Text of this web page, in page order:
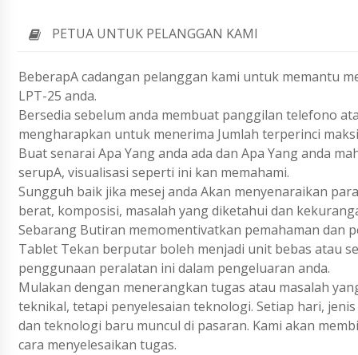
PETUA UNTUK PELANGGAN KAMI
BeberapA cadangan pelanggan kami untuk memantu
LPT-25 anda.
Bersedia sebelum anda membuat panggilan telefono
mengharapkan untuk menerima Jumlah terperinci
Buat senarai Apa Yang anda ada dan Apa Yang anda
serupA, visualisasi seperti ini kan memahami.
Sungguh baik jika mesej anda Akan menyenaraikan
berat, komposisi, masalah yang diketahui dan
Sebarang Butiran memomentivatkan pemahaman dan
Tablet Tekan berputar boleh menjadi unit bebas atau
penggunaan peralatan ini dalam pengeluaran anda.
Mulakan dengan menerangkan tugas atau masalah
teknikal, tetapi penyelesaian teknologi. Setiap hari,
dan teknologi baru muncul di pasaran. Kami akan
cara menyelesaikan tugas.